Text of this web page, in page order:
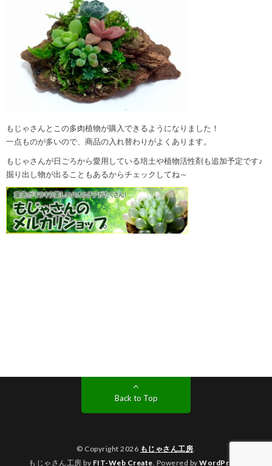
もじゃさんとこの多肉植物が購入できるようになりました！
一点ものが多いので、商品の入れ替わりがよくあります。
もじゃさんが日ごろから愛用している培土や植物活性剤も追加予定です♪
掘り出し物が出ることもあるからチェックしてね～
Back to Top
© Copyright 2026 もじゃさん工房.
もじゃさん工房 by FIT-Web Create. Powered by WordPress